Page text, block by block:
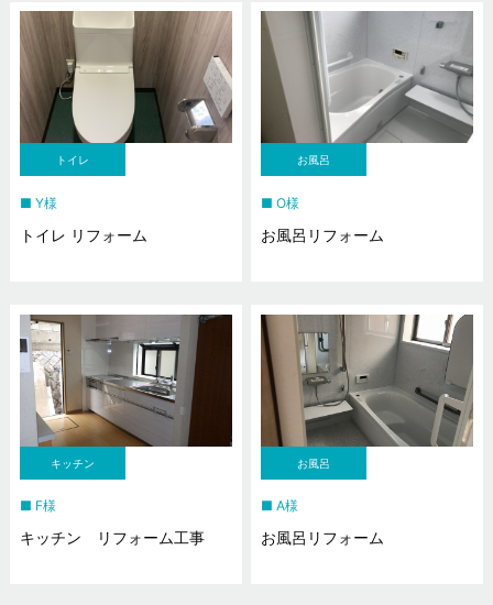
トイレ
Y様
トイレ リフォーム
お風呂
O様
お風呂リフォーム
キッチン
F様
キッチン リフォーム工事
お風呂
A様
お風呂リフォーム